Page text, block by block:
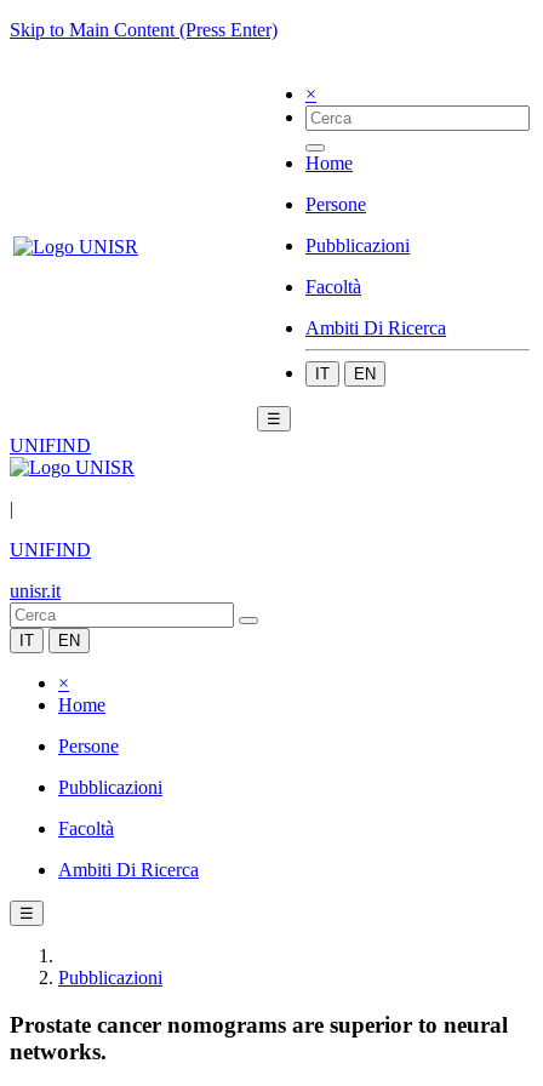
Skip to Main Content (Press Enter)
×
Home
Persone
Pubblicazioni
Facoltà
Ambiti Di Ricerca
IT EN
☰
UNIFIND
|
UNIFIND
unisr.it
IT EN
×
Home
Persone
Pubblicazioni
Facoltà
Ambiti Di Ricerca
☰
Pubblicazioni
Prostate cancer nomograms are superior to neural
networks.